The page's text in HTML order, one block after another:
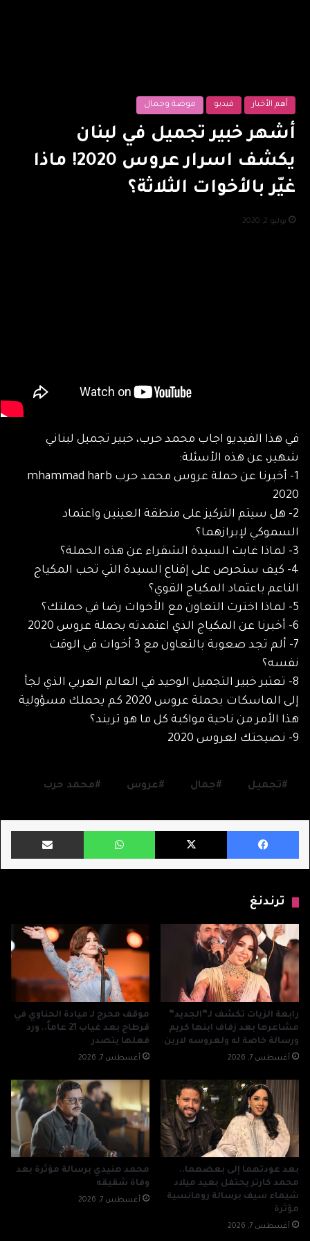
أهم الأخبار فيديو موضة وجمال
أشهر خبير تجميل في لبنان
يكشف اسرار عروس 2020! ماذا
غيّر بالأخوات الثلاثة؟
يوليو 2, 2020
في هذا الفيديو اجاب محمد حرب، خبير تجميل لبناني
شهير، عن هذه الأسئلة:
1- أخبرنا عن حملة عروس محمد حرب mhammad harb
2020
2- هل سيتم التركيز على منطقة العينين واعتماد
السموكي لإبرازهما؟
3- لماذا غابت السيدة الشقراء عن هذه الحملة؟
4- كيف ستحرص على إقناع السيدة التي تحب المكياج
الناعم باعتماد المكياج القوي؟
5- لماذا اخترت التعاون مع الأخوات رضا في حملتك؟
6- أخبرنا عن المكياج الذي اعتمدته بحملة عروس 2020
7- ألم تجد صعوبة بالتعاون مع 3 أخوات في الوقت
نفسه؟
8- تعتبر خبير التجميل الوحيد في العالم العربي الذي لجأ
إلى الماسكات بحملة عروس 2020 كم يحملك مسؤولية
هذا الأمر من ناحية مواكبة كل ما هو تريند؟
9- نصيحتك لعروس 2020
تجميل جمال عروس محمد حرب
فيسبوك X واتساب مشاركة
ترندنغ
رابعة الزيات تكشف لـ”الجديد”
مشاعرها بعد زفاف ابنها كريم
ورسالة خاصة له ولعروسه لارين
أغسطس 7, 2026
موقف محرج لـ ميادة الحناوي في
قرطاج بعد غياب 21 عاماً.. ورد
فعلها يتصدر
أغسطس 7, 2026
بعد عودتهما إلى بعضهما..
محمد كارتر يحتفل بعيد ميلاد
شيماء سيف برسالة رومانسية
مؤثرة
أغسطس 7, 2026
محمد هنيدي برسالة مؤثرة بعد
وفاة شقيقه
أغسطس 7, 2026